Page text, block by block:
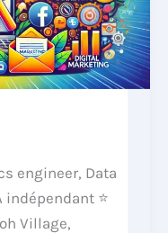
engineer, Data
⭐
Village,